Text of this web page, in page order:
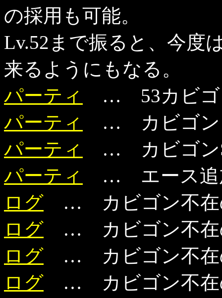
の採用も可能。
Lv.52まで振ると、今度
来るようにもなる。
パーティ
… 53カビゴ
パーティ
… カビゴン
パーティ
… カビゴン
パーティ
… エース追
ログ … カビゴン不在
ログ … カビゴン不在
ログ … カビゴン不在
ログ … カビゴン不在